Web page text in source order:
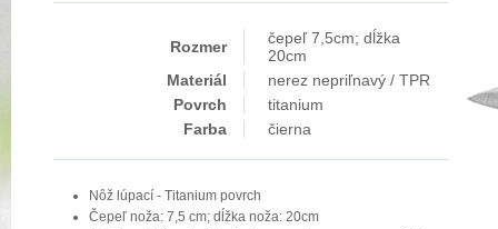
Rozmer
čepeľ 7,5cm; dĺžka
20cm
Materiál
nerez nepriľnavý / TPR
Povrch
titanium
Farba
čierna
Nôž lúpací - Titanium povrch
Čepeľ noža: 7,5 cm; dĺžka noža: 20cm